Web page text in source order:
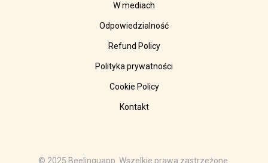
W mediach
Odpowiedzialność
Refund Policy
Polityka prywatności
Cookie Policy
Kontakt
© 2025 Beelinguapp. Wszelkie prawa zastrzeżone.